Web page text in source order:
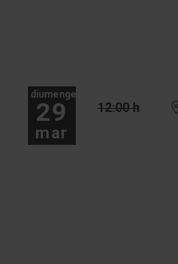
diumenge
29
mar
12:00 h